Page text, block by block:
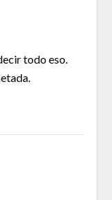
todo eso.